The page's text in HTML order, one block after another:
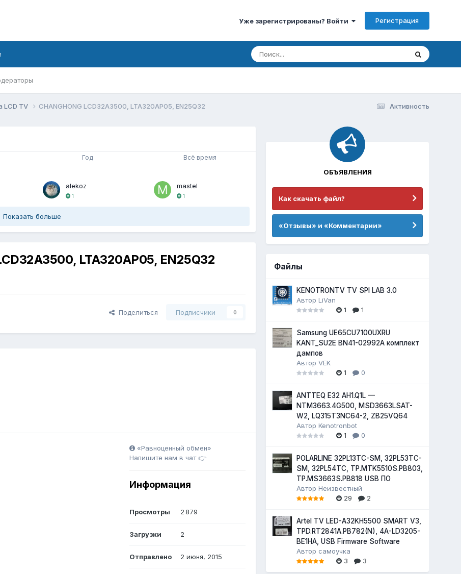
Уже зарегистрированы? Войти Регистрация
Активность
LCD TV CHANGHONG LCD32A3500, LTA320AP05, EN25Q32
Год Всё время
alekoz
1
mastel
1
Показать больше
LTA320AP05, EN25Q32
Поделиться Подписчики 0
«Равноценный обмен»
Напишите нам в чат 👉
Информация
Просмотры 2 879
Загрузки 2
Отправлено 2 июня, 2015
ОБЪЯВЛЕНИЯ
Как скачать файл?
«Отзывы» и «Комментарии»
Файлы
KENOTRONTV TV SPI LAB 3.0
АвторLiVan
1
1
Samsung UE65CU7100UXRU
KANT_SU2E BN41-02992A комплект
дампов
АвторVEK
1
0
ANTTEQ E32 AH1.Q1L —
NTM3663.4G500, MSD3663LSAT-
W2, LQ315T3NC64-2, ZB25VQ64
АвторKenotronbot
1
0
POLARLINE 32PL13TC-SM, 32PL53TC-
SM, 32PL54TC, TP.MTK5510S.PB803,
TP.MS3663S.PB818 USB ПО
АвторНеизвестный
29
2
Artel TV LED-A32KH5500 SMART V3,
TPD.RT2841A.PB782(N), 4A-LD3205-
BE1HA, USB Firmware Software
Автор самоучка
3
3